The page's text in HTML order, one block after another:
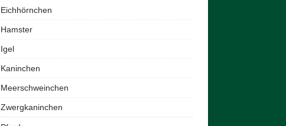
Eichhörnchen
Hamster
Igel
Kaninchen
Meerschweinchen
Zwergkaninchen